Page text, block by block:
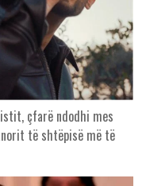
çfarë ndodhi mes
të shtëpisë më të